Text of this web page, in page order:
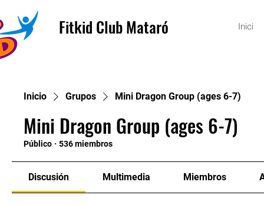
Inici
Fitkid Club Mataró
Inicio Grupos Mini Dragon Group (ages 6-7)
Mini Dragon Group (ages 6-7)
Público · 536 miembros
Discusión Multimedia Miembros